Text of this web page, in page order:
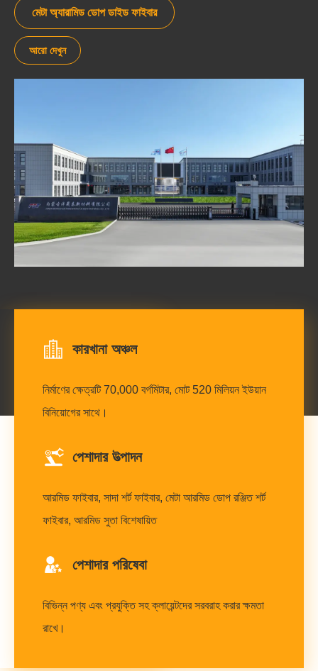
মেটা অ্যারামিড ডোপ ডাইড ফাইবার
আরো দেখুন
কারখানা অঞ্চল
নির্মাণের ক্ষেত্রটি 70,000 বর্গমিটার, মোট 520 মিলিয়ন ইউয়ান
বিনিয়োগের সাথে।
পেশাদার উত্পাদন
আরমিড ফাইবার, সাদা শর্ট ফাইবার, মেটা আরমিড ডোপ রঞ্জিত শর্ট
ফাইবার, আরমিড সুতা বিশেষায়িত
পেশাদার পরিষেবা
বিভিন্ন পণ্য এবং প্রযুক্তি সহ ক্লায়েন্টদের সরবরাহ করার ক্ষমতা
রাখে।